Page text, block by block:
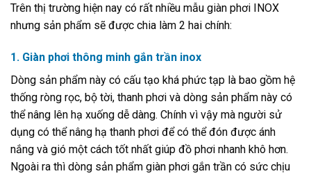
Trên thị trường hiện nay có rất nhiều mẫu giàn phơi INOX
nhưng sản phẩm sẽ được chia làm 2 hai chính:
1. Giàn phơi thông minh gắn trần inox
Dòng sản phẩm này có cấu tạo khá phức tạp là bao gồm hệ
thống ròng rọc, bộ tời, thanh phơi và dòng sản phẩm này có
thể nâng lên hạ xuống dễ dàng. Chính vì vậy mà người sử
dụng có thể nâng hạ thanh phơi để có thể đón được ánh
nắng và gió một cách tốt nhất giúp đồ phơi nhanh khô hơn.
Ngoài ra thì dòng sản phẩm giàn phơi gắn trần có sức chịu